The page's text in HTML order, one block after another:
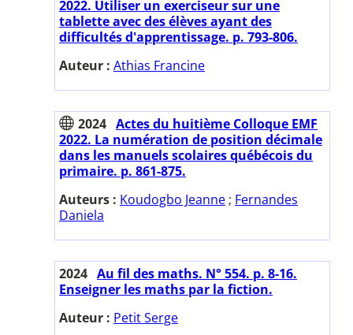
2022. Utiliser un exerciseur sur une
tablette avec des élèves ayant des
difficultés d'apprentissage. p. 793-806.
Auteur : Athias Francine
2024 Actes du huitième Colloque EMF
2022. La numération de position décimale
dans les manuels scolaires québécois du
primaire. p. 861-875.
Auteurs : Koudogbo Jeanne ; Fernandes
Daniela
2024 Au fil des maths. N° 554. p. 8-16.
Enseigner les maths par la fiction.
Auteur : Petit Serge